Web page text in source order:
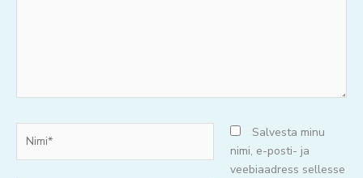
Salvesta minu
nimi, e-posti- ja
veebiaadress sellesse